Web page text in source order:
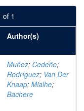
of 1
Author(s)
Muñoz; Cedeño;
Rodríguez; Van Der
Knaap; Mialhe;
Bachere